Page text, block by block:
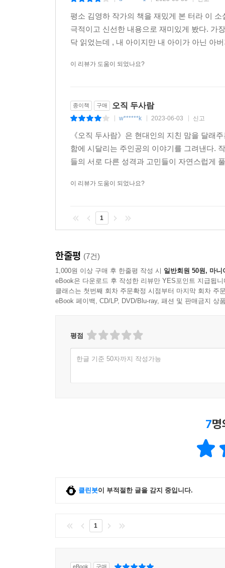
몽환적이다. 압축적이지만 위트를 잃지 않고, 스
김영하는 인간에 대한 위트 있는 통찰, 지적 유
평소 김영하 작가의 책을 재밌게 본 터라 이
극적이고 신선한 내용으로 재미있게 봤다. 가
닥 읽었는데 , 내 아이지만 내 아이가 아닌 아
이 리뷰가 도움이 되었나요?
종이책 구매 오직 두사람
w******k 2023-06-03 신고
《오직 두사람》은 현대인의 지친 맘을 달래
함에 시달리는 주인공의 이야기를 그려낸다.
들의 서로 다른 성격과 고민들이 자연스럽게
이 리뷰가 도움이 되었나요?
1
한줄평 (7건)
1,000원 이상 구매 후 한줄평 작성 시 일반회원 50원, 마니
eBook은 다운로드 후 작성한 리뷰만 YES포인트 지급됩니
클래스는 첫번째 회차 주문확정 시점부터 마지막 회차 주
eBook 페이백, CD/LP, DVD/Blu-ray, 패션 및 판매금지 상
평점
한글 기준 50자까지 작성가능
7
클린봇이 부적절한 글을 감지 중입니다.
1
eBook 구매